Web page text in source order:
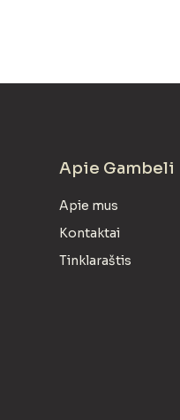
Apie Gambeli
Apie mus
Kontaktai
Tinklaraštis